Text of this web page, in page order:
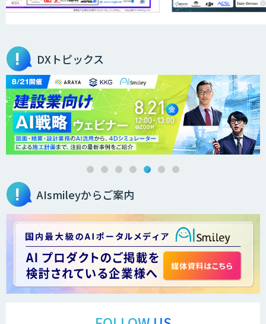
オーダーメイドAI人材育成研修
Brain Plus for Sales
データ分析/AI開発/コンサルティング
Docify（ドシファイ）
DXトピックス
AIsmileyからご案内